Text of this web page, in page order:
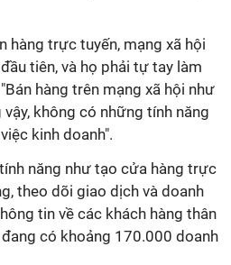
hàng trực tuyến, mạng xã hội
tiên, và họ phải tự tay làm
hàng trên mạng xã hội như
không có những tính năng
kinh doanh".
năng như tạo cửa hàng trực
theo dõi giao dịch và doanh
tin về các khách hàng thân
có khoảng 170.000 doanh